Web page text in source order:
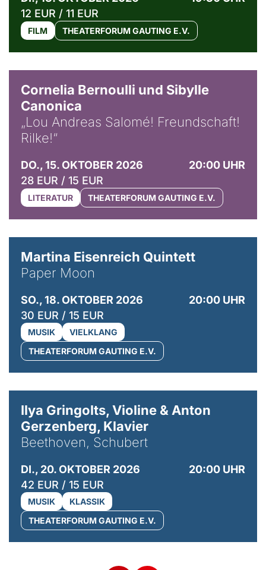
12 EUR / 11 EUR
FILM THEATERFORUM GAUTING E.V.
Cornelia Bernoulli und Sibylle
Canonica
„Lou Andreas Salomé! Freundschaft!
Rilke!“
DO., 15. OKTOBER 2026
20:00 UHR
28 EUR / 15 EUR
LITERATUR THEATERFORUM GAUTING E.V.
Martina Eisenreich Quintett
Paper Moon
SO., 18. OKTOBER 2026
20:00 UHR
30 EUR / 15 EUR
MUSIK
VIELKLANG
THEATERFORUM GAUTING E.V.
Ilya Gringolts, Violine & Anton
Gerzenberg, Klavier
Beethoven, Schubert
DI., 20. OKTOBER 2026
20:00 UHR
42 EUR / 15 EUR
MUSIK
KLASSIK
THEATERFORUM GAUTING E.V.